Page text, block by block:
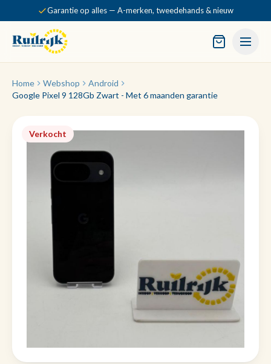
Garantie op alles — A-merken, tweedehands & nieuw
Home Webshop
Android
Google Pixel 9 128Gb Zwart - Met 6 maanden garantie
Verkocht